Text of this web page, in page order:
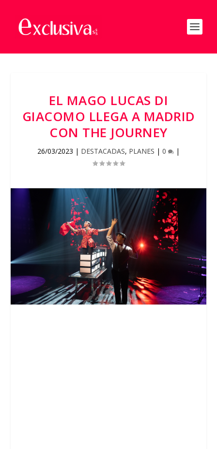
EL MAGO LUCAS DI
GIACOMO LLEGA A MADRID
CON THE JOURNEY
26/03/2023 | DESTACADAS, PLANES | 0 |